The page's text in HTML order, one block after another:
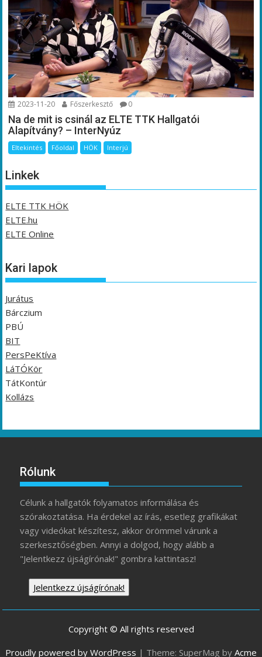
2023-11-20 Főszerkesztő 0
Na de mit is csinál az ELTE TTK Hallgatói
Alapítvány? – InterNyúz
Eltekintés Főoldal HÖK Interjú
Linkek
ELTE TTK HÖK
ELTE.hu
ELTE Online
Kari lapok
Jurátus
Bárczium
PBÚ
BIT
PersPeKtíva
LáTÓKör
TátKontúr
Kollázs
Rólunk
Célunk a hallgatók folyamatos informálása és
szórakoztatása. Ha érdekel az írás, esetleg grafikákat
vagy videókat készítesz, akkor örömmel várunk a
szerkesztőségben. Annyi a dolgod, hogy alább a
"Jelentkezz újságírónak!" gombra kattintasz!
Jelentkezz újságírónak!
Copyright © All rights reserved
Proudly powered by WordPress | Theme: SuperMag by Acme